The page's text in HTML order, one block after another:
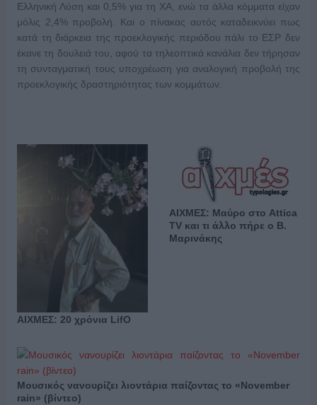
Ελληνική Λύση και 0,5% για τη ΧΑ, ενώ τα άλλα κόμματα είχαν
μόλις 2,4% προβολή. Και ο πίνακας αυτός καταδεικνύει πως
κατά τη διάρκεια της προεκλογικής περιόδου πάλι το ΕΣΡ δεν
έκανε τη δουλειά του, αφού τα τηλεοπτικά κανάλια δεν τήρησαν
τη συνταγματική τους υποχρέωση για αναλογική προβολή της
προεκλογικής δραστηριότητας των κομμάτων.
ΑΙΧΜΕΣ: 20 χρόνια LifO
ΑΙΧΜΕΣ: Μαύρο στο Attica
TV και τι άλλο πήρε ο Β.
Μαρινάκης
Μουσικός νανουρίζει λιοντάρια παίζοντας το «November
rain» (βίντεο)